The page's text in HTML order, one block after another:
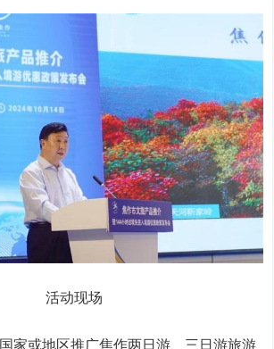
活动现场
国家或地区推广焦作两日游、三日游旅游